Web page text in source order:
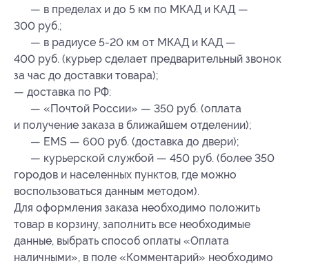
— в пределах и до 5 км по МКАД и КАД —
300 руб.;
— в радиусе 5-20 км от МКАД и КАД —
400 руб. (курьер сделает предварительный звонок
за час до доставки товара);
— доставка по РФ:
— «Почтой России» — 350 руб. (оплата
и получение заказа в ближайшем отделении);
— EMS — 600 руб. (доставка до двери);
— курьерской службой — 450 руб. (более 350
городов и населенных пунктов, где можно
воспользоваться данным методом).
Для оформления заказа необходимо положить
товар в корзину, заполнить все необходимые
данные, выбрать способ оплаты «Оплата
наличными», в поле «Комментарий» необходимо